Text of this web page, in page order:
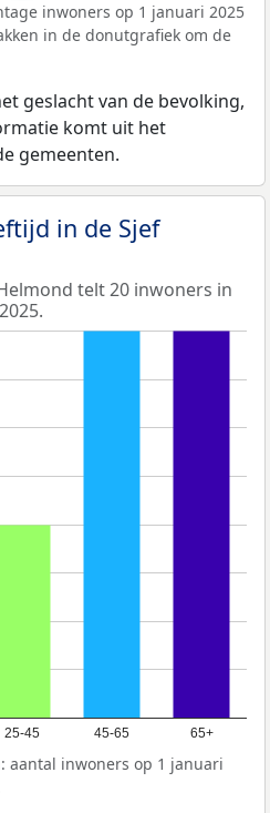
inwoners op 1 januari 2025
in de donutgrafiek om de
geslacht van de bevolking,
komt uit het
gemeenten.
in de Sjef
telt 20 inwoners in
25-45 45-65 65+
aantal inwoners op 1 januari